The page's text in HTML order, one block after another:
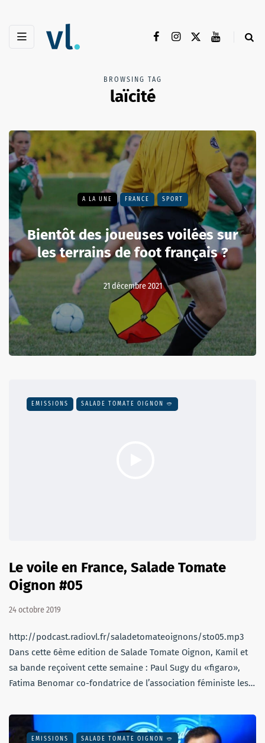
BROWSING TAG
laïcité
A LA UNE FRANCE SPORT
Bientôt des joueuses voilées sur
les terrains de foot français ?
21 décembre 2021
EMISSIONS SALADE TOMATE OIGNON 🥙
Le voile en France, Salade Tomate
Oignon #05
24 octobre 2019
http://podcast.radiovl.fr/saladetomateoignons/sto05.mp3
Dans cette 6ème edition de Salade Tomate Oignon, Kamil et
sa bande reçoivent cette semaine : Paul Sugy du «figaro»,
Fatima Benomar co-fondatrice de l’association féministe les…
EMISSIONS SALADE TOMATE OIGNON 🥙